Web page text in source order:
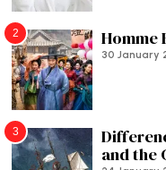
2 Homme
30 January
3
and the